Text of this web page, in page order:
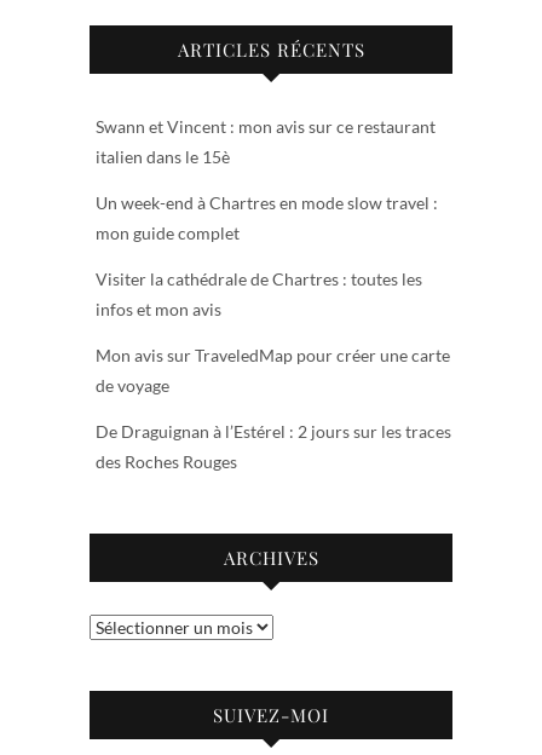
ARTICLES RÉCENTS
Swann et Vincent : mon avis sur ce restaurant
italien dans le 15è
Un week-end à Chartres en mode slow travel :
mon guide complet
Visiter la cathédrale de Chartres : toutes les
infos et mon avis
Mon avis sur TraveledMap pour créer une carte
de voyage
De Draguignan à l’Estérel : 2 jours sur les traces
des Roches Rouges
ARCHIVES
Archives
SUIVEZ-MOI